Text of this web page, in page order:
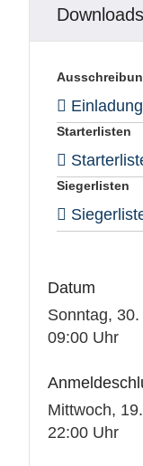
Downloads
Starterlisten
Siegerlisten
Datum
Sonntag,
09:00 Uhr
Mittwoch,
22:00 Uhr